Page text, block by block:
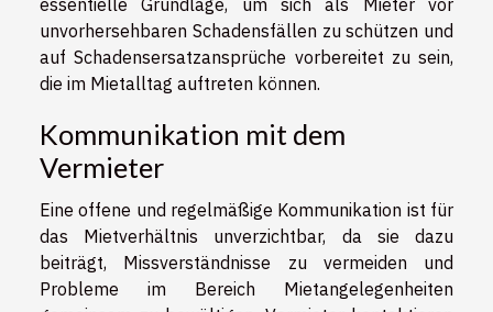
essentielle Grundlage, um sich als Mieter vor
unvorhersehbaren Schadensfällen zu schützen und
auf Schadensersatzansprüche vorbereitet zu sein,
die im Mietalltag auftreten können.
Kommunikation mit dem
Vermieter
Eine offene und regelmäßige Kommunikation ist für
das Mietverhältnis unverzichtbar, da sie dazu
beiträgt, Missverständnisse zu vermeiden und
Probleme im Bereich Mietangelegenheiten